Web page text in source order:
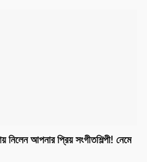
নিলেন আপনার প্রিয় সংগীতশিল্পী! নেমে